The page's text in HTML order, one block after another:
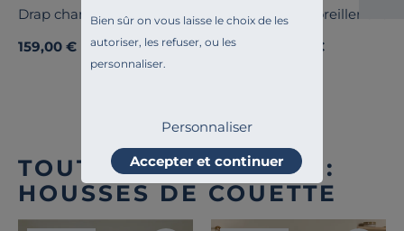
Bien sûr on vous laisse le choix de les
autoriser, les refuser, ou les
personnaliser.
Personnaliser
Accepter et continuer
Drap chanvre Kala
159,00 €
Taie d'oreiller
35,00 €
TOUTE NOTRE OFFRE :
HOUSSES DE COUETTE